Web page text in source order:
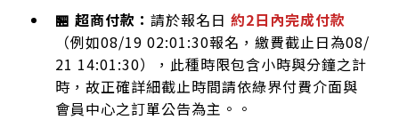
🏪 超商付款： 請於報名日 約2日內完成付款
（例如08/19 02:01:30報名，繳費截止日為08/
21 14:01:30），此種時限包含小時與分鐘之計
時，故正確詳細截止時間請依綠界付費介面與
會員中心之訂單公告為主。。